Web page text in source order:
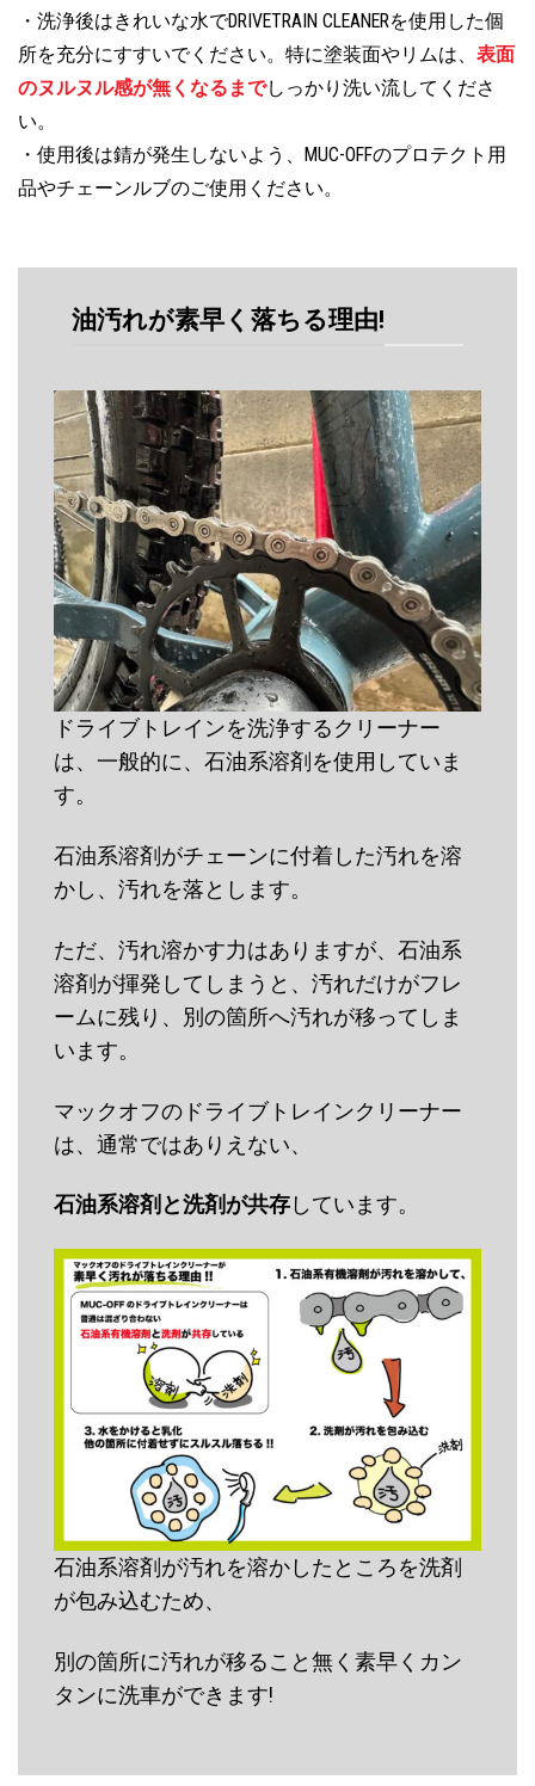
・洗浄後はきれいな水でDRIVETRAIN CLEANERを使用した個
所を充分にすすいでください。 特に塗装面やリムは、 表面
のヌルヌル感が無くなるまでしっかり洗い流してくださ
い。
・使用後は錆が発生しないよう、MUC-OFFのプロテクト用
品やチェーンルブのご使用ください。
油汚れが素早く落ちる理由!
ドライブトレインを洗浄するクリーナー
は、一般的に、石油系溶剤を使用していま
す。
石油系溶剤がチェーンに付着した汚れを溶
かし、汚れを落とします。
ただ、汚れ溶かす力はありますが、石油系
溶剤が揮発してしまうと、汚れだけがフレ
ームに残り、別の箇所へ汚れが移ってしま
います。
マックオフのドライブトレインクリーナー
は、通常ではありえない、
石油系溶剤と洗剤が共存 しています。
石油系溶剤が汚れを溶かしたところを洗剤
が包み込むため、
別の箇所に汚れが移ること無く素早くカン
タンに洗車ができます!